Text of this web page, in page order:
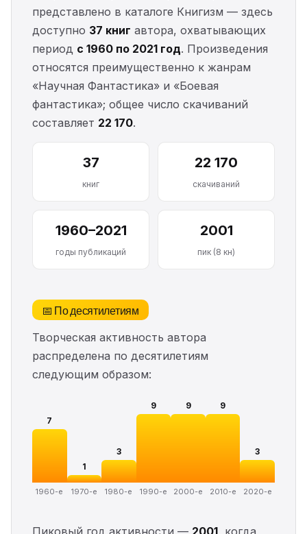
представлено в каталоге Книгизм — здесь
доступно 37 книг автора, охватывающих
период с 1960 по 2021 год. Произведения
относятся преимущественно к жанрам
«Научная Фантастика» и «Боевая
фантастика»; общее число скачиваний
составляет 22 170.
37
книг
22 170
скачиваний
1960–2021
годы публикаций
2001
пик (8 кн)
📅 По десятилетиям
Творческая активность автора
распределена по десятилетиям
следующим образом:
7
1960-е
1
1970-е
3
1980-е
9
1990-е
9
2000-е
9
2010-е
3
2020-е
Пиковый год активности — 2001 , когда